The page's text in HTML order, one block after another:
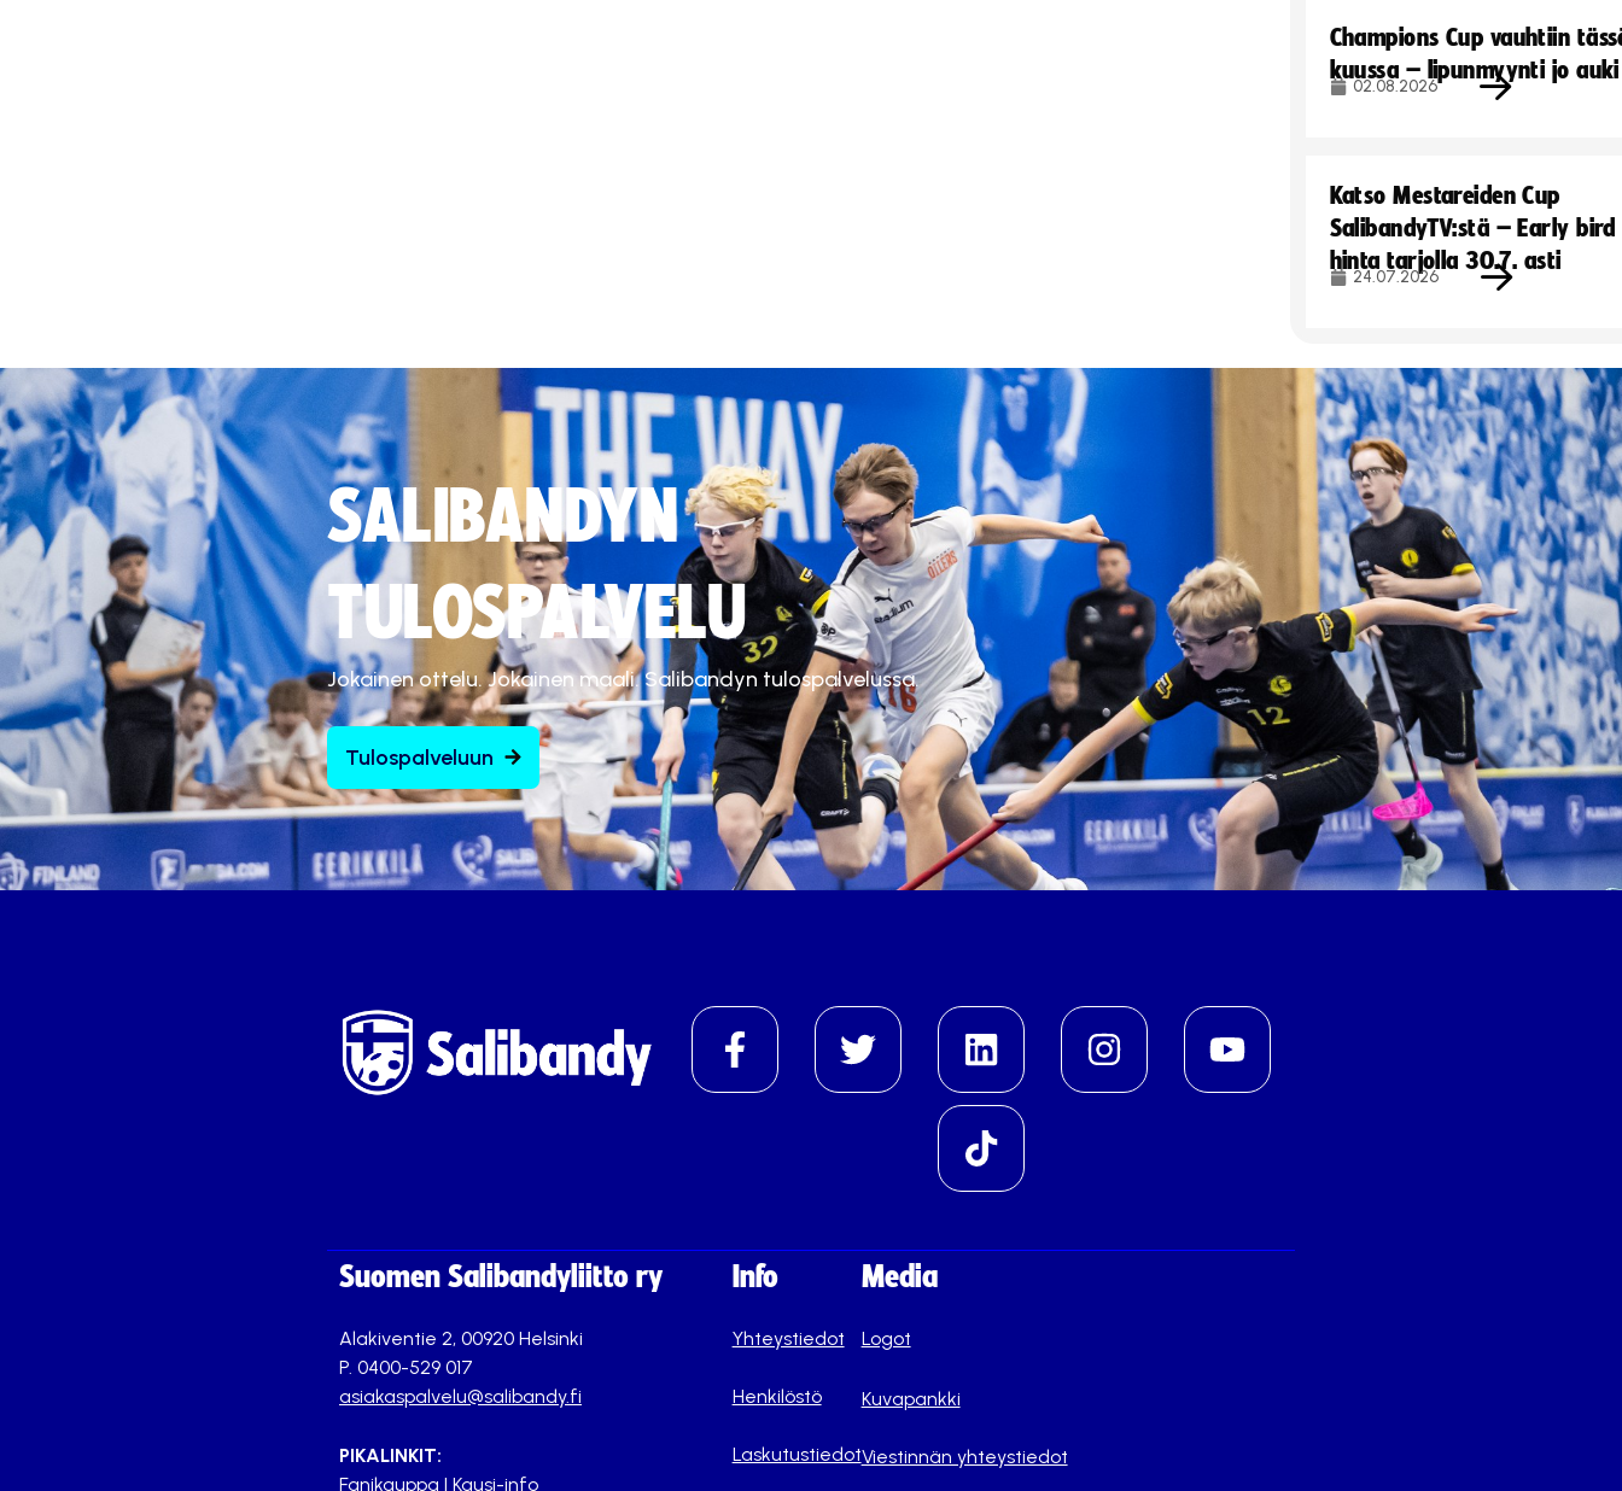
Champions Cup vauhtiin
kuussa – lipunmyynti jo auki
02.08.2026
Katso Mestareiden Cup
SalibandyTV:stä – Early
hinta tarjolla 30.7. asti
24.07.2026
SALIBANDYN
TULOSPALVELU
Jokainen ottelu. Jokainen maali. Salibandyn tulospalvelussa.
Tulospalveluun
Suomen Salibandyliitto ry
Alakiventie 2, 00920 Helsinki
P. 0400-529 017
asiakaspalvelu@salibandy.fi
PIKALINKIT:
Fanikauppa | Kausi-info
Info
Yhteystiedot
Henkilöstö
Laskutustiedot
Media
Logot
Kuvapankki
Viestinnän yhteystiedot